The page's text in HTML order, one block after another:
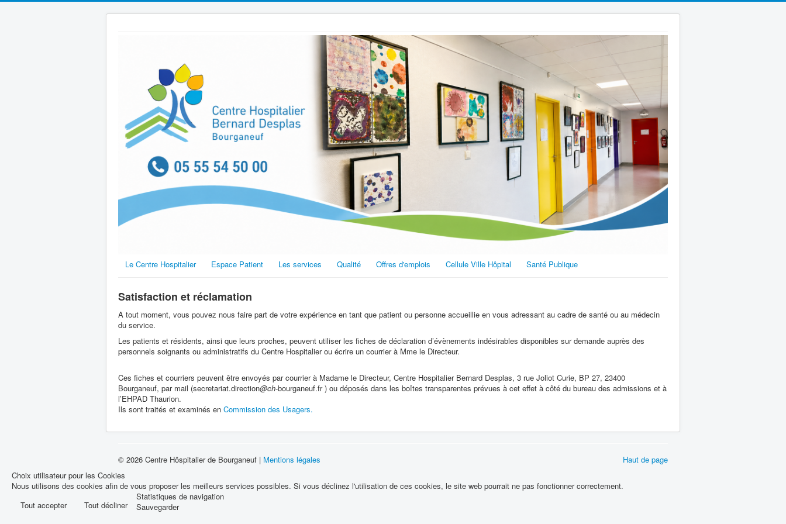
Le Centre Hospitalier Espace Patient Les services Qualité Offres d'emplois Cellule Ville Hôpital Santé Publique
Satisfaction et réclamation
A tout moment, vous pouvez nous faire part de votre expérience en tant que patient ou personne accueillie en vous adressant au cadre de santé ou au médecin
du service.
Les patients et résidents, ainsi que leurs proches, peuvent utiliser les fiches de déclaration d’évènements indésirables disponibles sur demande auprès des
personnels soignants ou administratifs du Centre Hospitalier ou écrire un courrier à Mme le Directeur.
Ces fiches et courriers peuvent être envoyés par courrier à Madame le Directeur, Centre Hospitalier Bernard Desplas, 3 rue Joliot Curie, BP 27, 23400
Bourganeuf, par mail (secretariat.direction@ch-bourganeuf.fr ) ou déposés dans les boîtes transparentes prévues à cet effet à côté du bureau des admissions et à
l’EHPAD Thaurion.
Ils sont traités et examinés en Commission des Usagers.
Haut de page
© 2026 Centre Hôspitalier de Bourganeuf | Mentions légales
Choix utilisateur pour les Cookies
Nous utilisons des cookies afin de vous proposer les meilleurs services possibles. Si vous déclinez l'utilisation de ces cookies, le site web pourrait ne pas fonctionner correctement.
Tout accepter
Tout décliner
Statistiques de navigation
Sauvegarder